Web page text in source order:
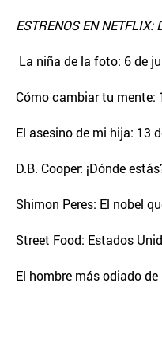
ESTRENOS EN NETFLIX:
La niña de la foto: 6 de
Cómo cambiar tu mente:
El asesino de mi hija: 13
D.B. Cooper: ¡Dónde
Shimon Peres: El nobel
Street Food: Estados
El hombre más odiado